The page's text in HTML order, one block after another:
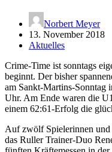
Norbert Meyer
13. November 2018
Aktuelles
Crime-Time ist sonntags
beginnt. Der bisher
am Sankt-Martins-Sonntag
Uhr. Am Ende waren die
einem 62:61-Erfolg die
Auf zwölf Spielerinnen
das Ruller Trainer-Duo